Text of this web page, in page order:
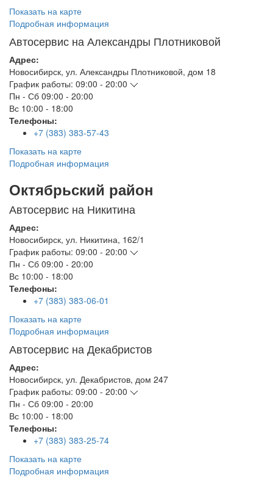
Показать на карте
Подробная информация
Автосервис на Александры Плотниковой
Адрес:
Новосибирск, ул. Александры Плотниковой, дом 18
График работы: 09:00 - 20:00
Пн - Сб 09:00 - 20:00
Вс 10:00 - 18:00
Телефоны:
+7 (383) 383-57-43
Показать на карте
Подробная информация
Октябрьский район
Автосервис на Никитина
Адрес:
Новосибирск, ул. Никитина, 162/1
График работы: 09:00 - 20:00
Пн - Сб 09:00 - 20:00
Вс 10:00 - 18:00
Телефоны:
+7 (383) 383-06-01
Показать на карте
Подробная информация
Автосервис на Декабристов
Адрес:
Новосибирск, ул. Декабристов, дом 247
График работы: 09:00 - 20:00
Пн - Сб 09:00 - 20:00
Вс 10:00 - 18:00
Телефоны:
+7 (383) 383-25-74
Показать на карте
Подробная информация